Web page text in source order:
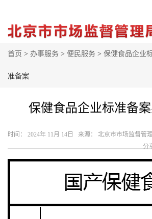
首页 > 办事服务 > 便民服务 > 保健食品企业
准备案
保健食品企业标准备
时间： 2024年 11月 14日 来源： 北京市市场监督管
分